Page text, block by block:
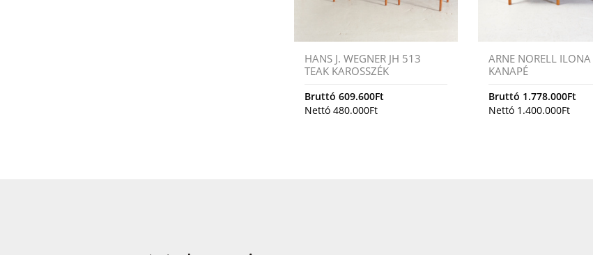
HANS J. WEGNER JH 513
TEAK KAROSSZÉK
Bruttó 609.600Ft
Nettó 480.000Ft
ARNE NORELL ILONA
KANAPÉ
Bruttó 1.778.000Ft
Nettó 1.400.000Ft